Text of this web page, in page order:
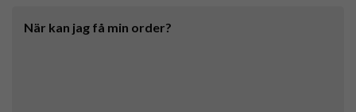
När kan jag få min order?